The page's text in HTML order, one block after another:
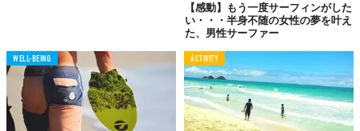
【感動】もう一度サーフィンがした
い・・・半身不随の女性の夢を叶え
た、男性サーファー
WELL-BEING ACTIVITY